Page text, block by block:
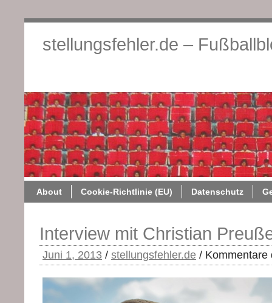
stellungsfehler.de –
About Cookie-Richtlinie (EU) Datenschutz
Interview mit Christian
Juni 1, 2013 / stellungsfehler.de / Kommentare